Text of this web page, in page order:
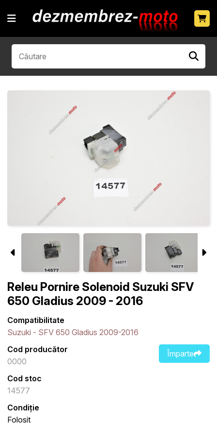
Releu Pornire Solenoid Suzuki SFV
650 Gladius 2009 - 2016
Compatibilitate
Suzuki - SFV 650 Gladius 2009-2016
Împarte
Cod producător
0000
Cod stoc
14577
Condiție
Folosit